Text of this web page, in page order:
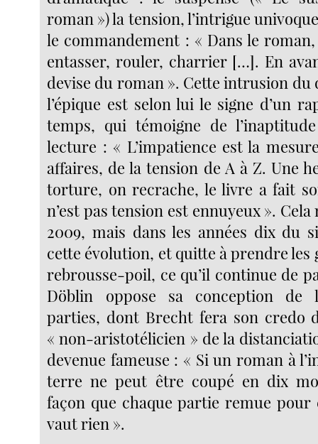
roman ») la tension, l’intrigue
le commandement : « Dans le
entasser, rouler, charrier […]. En
devise du roman ». Cette intrusion du
l’épique est selon lui le signe d’un
temps, qui témoigne de
lecture : « L’impatience est la
affaires, de la tension de A à Z. Une
torture, on recrache, le livre a fait
n’est pas tension est ennuyeux ». Cela
2009, mais dans les années dix du
cette évolution, et quitte à prendre les
rebrousse-poil, ce qu’il continue de
Döblin oppose sa conception de
parties, dont Brecht fera son credo
« non-aristotélicien » de la
devenue fameuse : « Si un roman à
terre ne peut être coupé en dix
façon que chaque partie remue
vaut rien ».